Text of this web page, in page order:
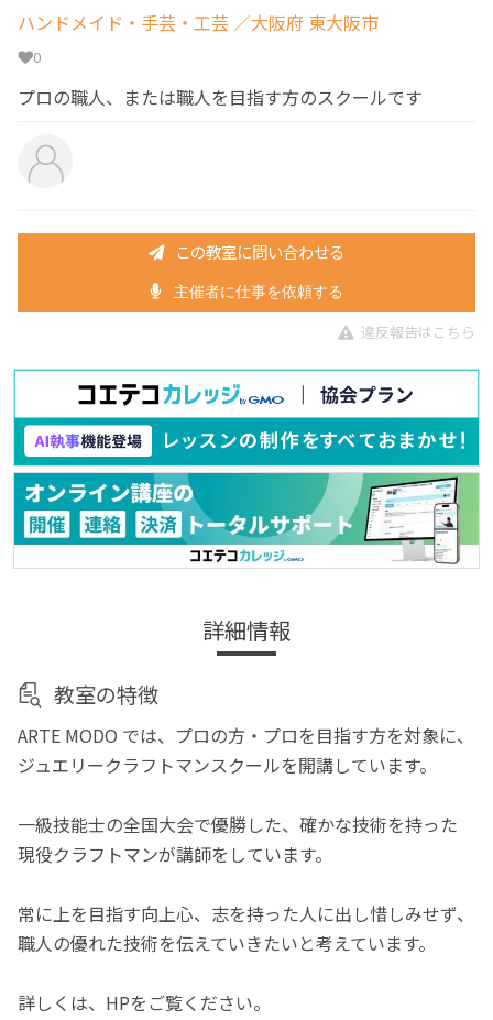
ハンドメイド・手芸・工芸 ／大阪府 東大阪市
0
プロの職人、または職人を目指す方のスクールです
この教室に問い合わせる
主催者に仕事を依頼する
違反報告はこちら
詳細情報
教室の特徴
ARTE MODO では、プロの方・プロを目指す方を対象に、
ジュエリークラフトマンスクールを開講しています。
一級技能士の全国大会で優勝した、確かな技術を持った
現役クラフトマンが講師をしています。
常に上を目指す向上心、志を持った人に出し惜しみせず、
職人の優れた技術を伝えていきたいと考えています。
詳しくは、HPをご覧ください。